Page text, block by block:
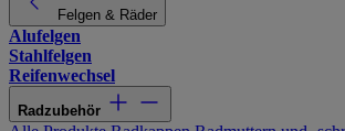
Felgen & Räder
Alufelgen
Stahlfelgen
Reifenwechsel
Radzubehör